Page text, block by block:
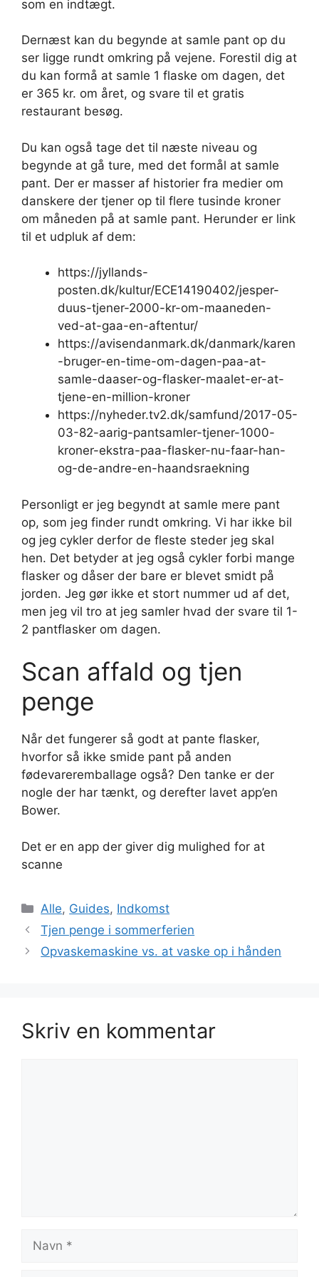
som en indtægt.
Dernæst kan du begynde at samle pant op du
ser ligge rundt omkring på vejene. Forestil dig at
du kan formå at samle 1 flaske om dagen, det
er 365 kr. om året, og svare til et gratis
restaurant besøg.
Du kan også tage det til næste niveau og
begynde at gå ture, med det formål at samle
pant. Der er masser af historier fra medier om
danskere der tjener op til flere tusinde kroner
om måneden på at samle pant. Herunder er link
til et udpluk af dem:
https://jyllands-
posten.dk/kultur/ECE14190402/jesper-
duus-tjener-2000-kr-om-maaneden-
ved-at-gaa-en-aftentur/
https://avisendanmark.dk/danmark/karen
-bruger-en-time-om-dagen-paa-at-
samle-daaser-og-flasker-maalet-er-at-
tjene-en-million-kroner
https://nyheder.tv2.dk/samfund/2017-05-
03-82-aarig-pantsamler-tjener-1000-
kroner-ekstra-paa-flasker-nu-faar-han-
og-de-andre-en-haandsraekning
Personligt er jeg begyndt at samle mere pant
op, som jeg finder rundt omkring. Vi har ikke bil
og jeg cykler derfor de fleste steder jeg skal
hen. Det betyder at jeg også cykler forbi mange
flasker og dåser der bare er blevet smidt på
jorden. Jeg gør ikke et stort nummer ud af det,
men jeg vil tro at jeg samler hvad der svare til 1-
2 pantflasker om dagen.
Scan affald og tjen
penge
Når det fungerer så godt at pante flasker,
hvorfor så ikke smide pant på anden
fødevareremballage også? Den tanke er der
nogle der har tænkt, og derefter lavet app’en
Bower.
Det er en app der giver dig mulighed for at
scanne
Kategorier
Alle, Guides, Indkomst
Tjen penge i sommerferien
Opvaskemaskine vs. at vaske op i hånden
Skriv en kommentar